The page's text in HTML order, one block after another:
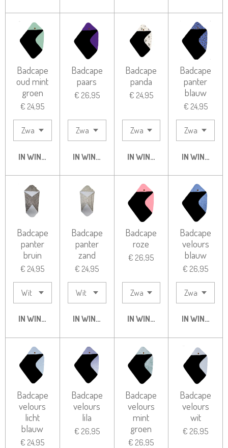
Badcape
oud mint
groen
€ 24,95
IN WINKELWAGEN
Badcape
paars
€ 26,95
IN WINKELWAGEN
Badcape
panda
€ 24,95
IN WINKELWAGEN
Badcape
panter
blauw
€ 24,95
IN
Badcape
panter
bruin
€ 24,95
IN WINKELWAGEN
Badcape
panter
zand
€ 24,95
IN WINKELWAGEN
Badcape
roze
€ 26,95
IN WINKELWAGEN
Badcape
velours
blauw
€ 26,95
IN
Badcape
velours
licht
blauw
€ 24,95
Badcape
velours
lila
€ 26,95
Badcape
velours
mint
groen
€ 26,95
Badcape
velours
wit
€ 26,95